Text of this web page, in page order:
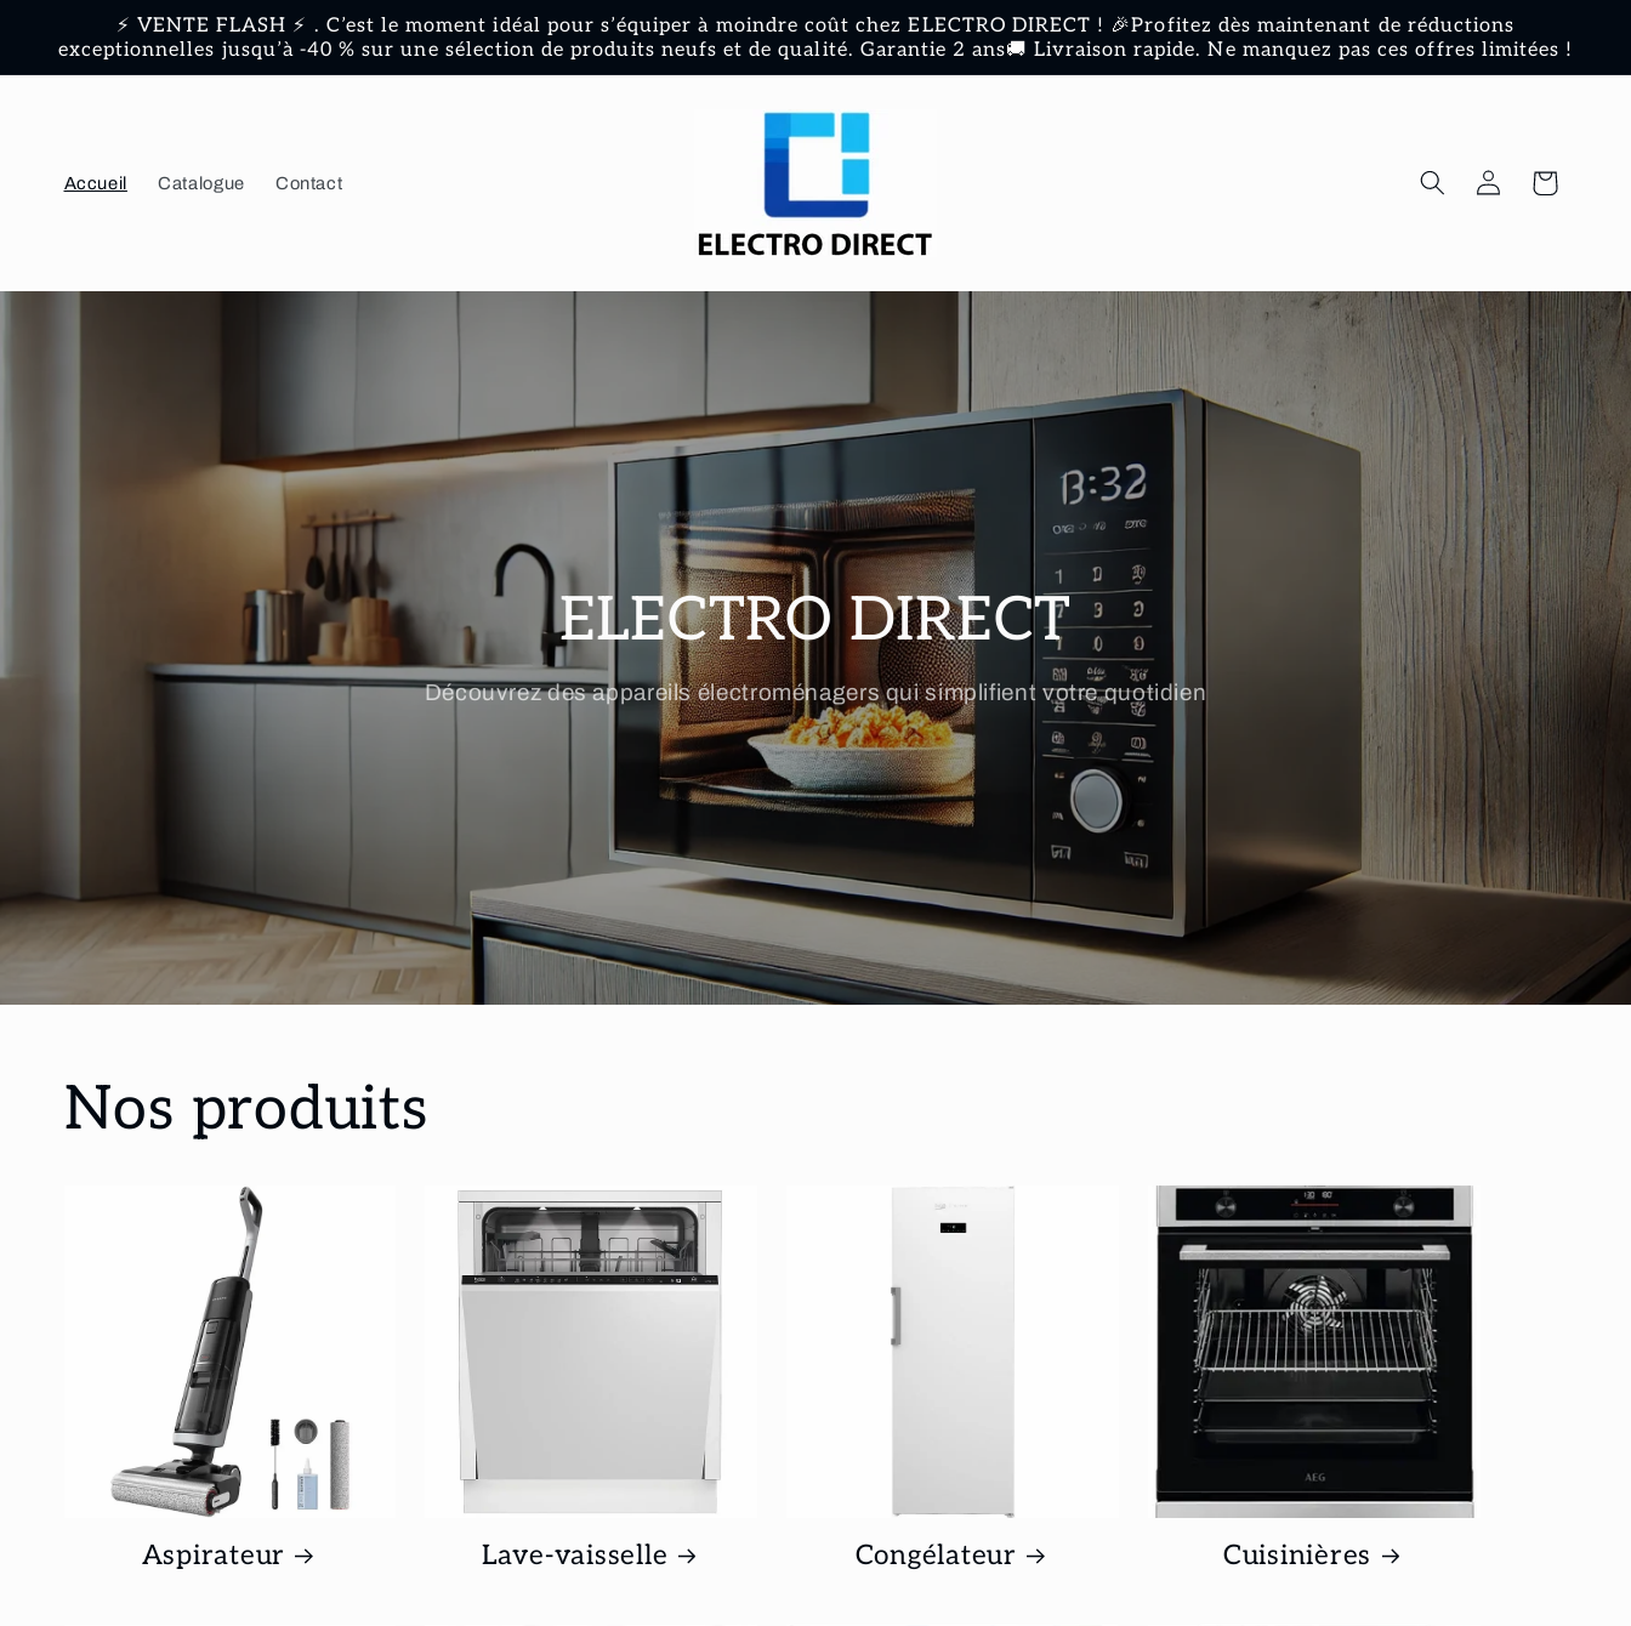
au
contenu
⚡ VENTE FLASH ⚡ . C’est le moment idéal pour s’équiper à moindre coût chez ELECTRO DIRECT ! 🎉Profitez dès maintenant de réductions
exceptionnelles jusqu’à -40 % sur une sélection de produits neufs et de qualité. Garantie 2 ans🚚 Livraison rapide. Ne manquez pas ces offres limitées !
Accueil Catalogue Contact ConnexionPanier
ELECTRO DIRECT
Découvrez des appareils électroménagers qui simplifient votre quotidien
Nos produits
Aspirateur Lave-vaisselle Congélateur Cuisinières